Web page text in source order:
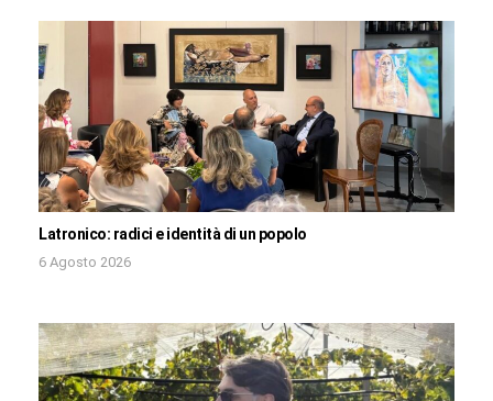
Latronico: radici e identità di un popolo
6 Agosto 2026